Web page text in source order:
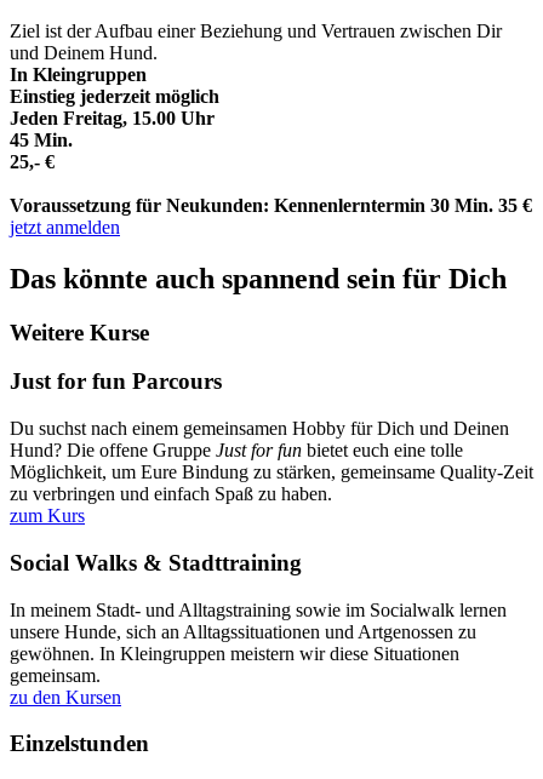
Ziel ist der Aufbau einer Beziehung und Vertrauen zwischen Dir
und Deinem Hund.
In Kleingruppen
Einstieg jederzeit möglich
Jeden Freitag, 15.00 Uhr
45 Min.
25,- €
Voraussetzung für Neukunden: Kennenlerntermin 30 Min. 35 €
jetzt anmelden
Das könnte auch spannend sein für Dich
Weitere Kurse
Just for fun Parcours
Du suchst nach einem gemeinsamen Hobby für Dich und Deinen
Hund? Die offene Gruppe Just for fun bietet euch eine tolle
Möglichkeit, um Eure Bindung zu stärken, gemeinsame Quality-Zeit
zu verbringen und einfach Spaß zu haben.
zum Kurs
Social Walks & Stadttraining
In meinem Stadt- und Alltagstraining sowie im Socialwalk lernen
unsere Hunde, sich an Alltagssituationen und Artgenossen zu
gewöhnen. In Kleingruppen meistern wir diese Situationen
gemeinsam.
zu den Kursen
Einzelstunden